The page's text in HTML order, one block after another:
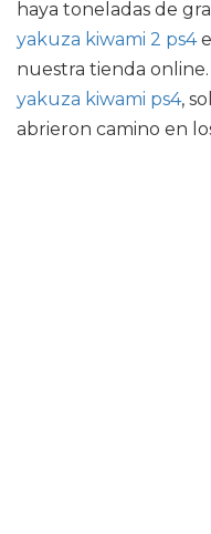
haya toneladas de
yakuza kiwami 2 ps4
nuestra tienda
yakuza kiwami ps4,
abrieron camino en